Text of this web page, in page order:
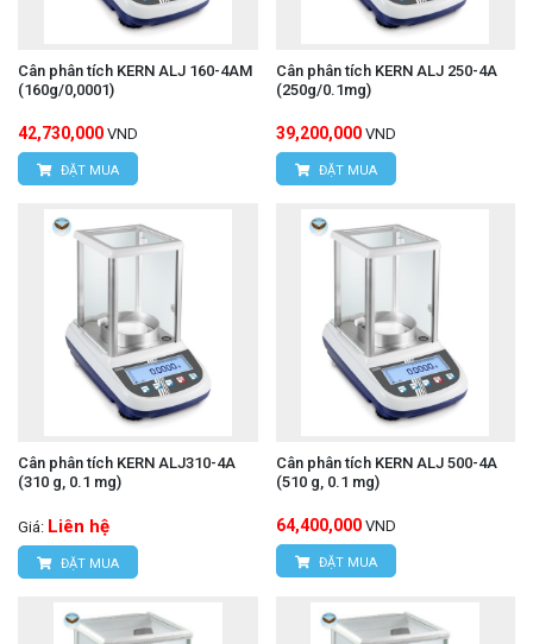
Cân phân tích KERN ALJ 160-4AM
(160g/0,0001)
42,730,000 VND
ĐẶT MUA
Cân phân tích KERN ALJ 250-4A
(250g/0.1mg)
39,200,000 VND
ĐẶT MUA
Cân phân tích KERN ALJ310-4A
(310 g, 0.1 mg)
Giá: Liên hệ
ĐẶT MUA
Cân phân tích KERN ALJ 500-4A
(510 g, 0.1 mg)
64,400,000 VND
ĐẶT MUA